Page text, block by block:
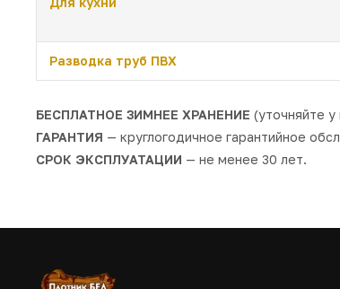
Разводка труб ПВХ
БЕСПЛАТНОЕ ЗИМНЕЕ ХРАНЕНИЕ (уточняйте
ГАРАНТИЯ — круглогодичное гарантийное
СРОК ЭКСПЛУАТАЦИИ — не менее 30 лет.